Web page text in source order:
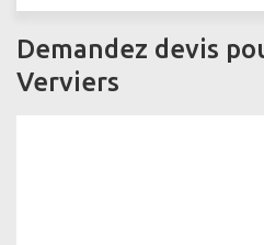
Demandez devis
Verviers